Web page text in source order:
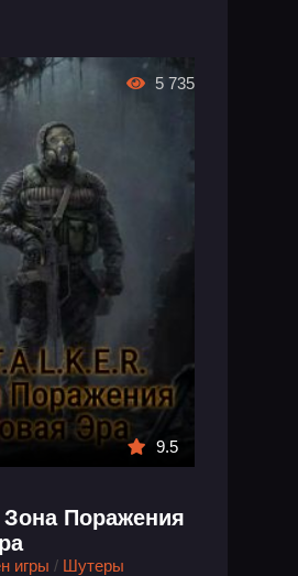
9.5
Зона Поражения
игры / Шутеры
5 735